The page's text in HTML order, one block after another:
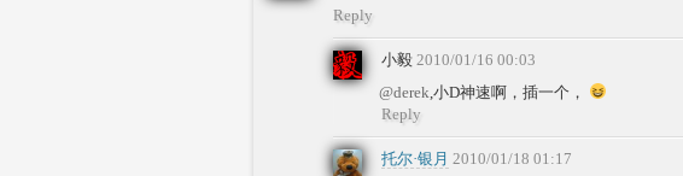
Reply
小毅 2010/01/16 00:03
@derek,小D神速啊，插一个，
Reply
托尔·银月 2010/01/18 01:17